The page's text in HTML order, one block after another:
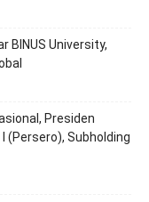
BINUS University,
Presiden
(Persero), Subholding